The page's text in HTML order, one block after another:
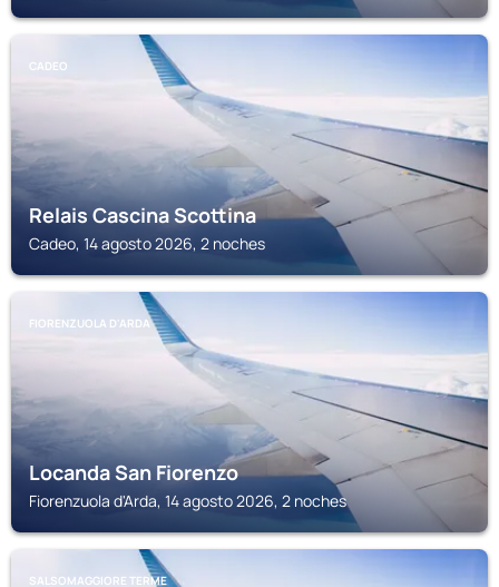
CADEO
Relais Cascina Scottina
Cadeo, 14 agosto 2026, 2 noches
FIORENZUOLA D'ARDA
Locanda San Fiorenzo
Fiorenzuola d'Arda, 14 agosto 2026, 2 noches
SALSOMAGGIORE TERME